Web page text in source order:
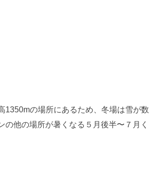
1350mの場所にあるため、冬場は雪が数
の他の場所が暑くなる５月後半〜７月く